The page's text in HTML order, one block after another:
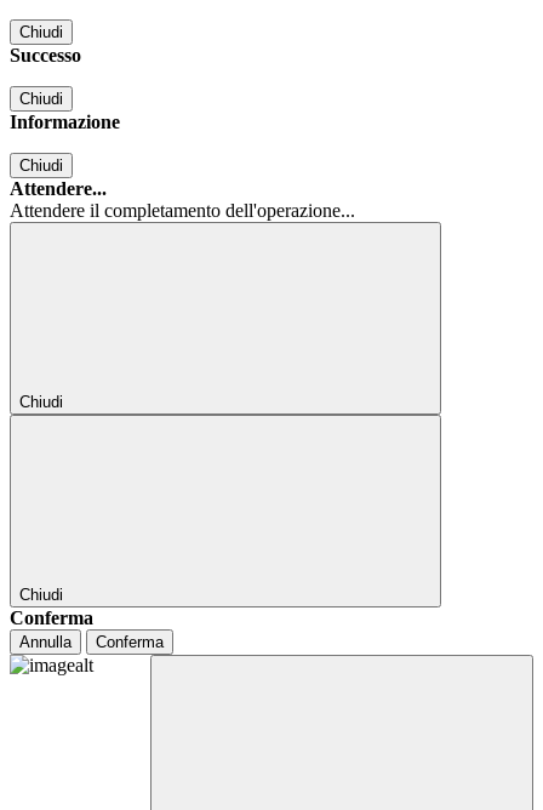
Chiudi
Successo
Chiudi
Informazione
Chiudi
Attendere...
Attendere il completamento dell'operazione...
Chiudi
Chiudi
Conferma
Annulla Conferma